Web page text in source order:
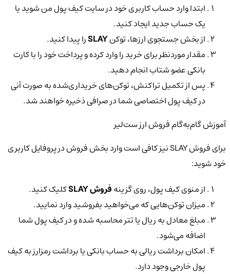
ابتدا وارد حساب کاربری خود در سایت کیف پول من شوید یا
یک حساب جدید ایجاد کنید.
از بخش جستجوی ارزها، توکنSLAYرا پیدا کنید.
مقدار موردنظر برای خرید را وارد کرده و پرداخت خود را با کارت
بانکی عضو شتاب انجام دهید.
پس از تکمیل تراکنش، توکن‌های خریداری‌شده به صورت آنی
در کیف پول اختصاصی شما در صرافی ذخیره خواهند شد.
آموزش گام‌به‌گام فروش ارز ست‌لیر
برای فروش SLAY نیز کافی است وارد بخش فروش در پروفایل کاربری
خود شوید:
از منوی کیف پول، روی گزینهفروش SLAY
کلیک کنید.
میزان توکن‌هایی که می‌خواهید بفروشید وارد نمایید.
مبلغ معادل به ریال یا تتر محاسبه شده و در کیف پول شما
اضافه می‌شود.
امکان برداشت ریالی به حساب بانکی یا برداشت رمزارز به کیف
پول خارجی وجود دارد.